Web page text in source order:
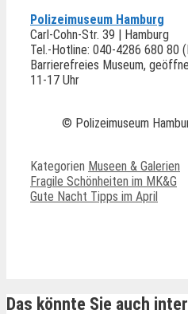
Polizeimuseum Hamburg
Carl-Cohn-Str. 39 | Hamburg
Tel.-Hotline: 040-4286 680 80
Barrierefreies Museum,
11-17 Uhr
© Polizeimuseum
Kategorien Museen & Galerien
Fragile Schönheiten im MK&G
Gute Nacht Tipps im April
Das könnte Sie auch